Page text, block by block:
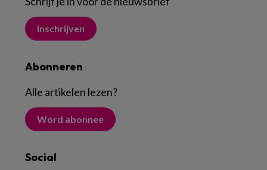
Inschrijven
Abonneren
Alle artikelen lezen?
Word abonnee
Social